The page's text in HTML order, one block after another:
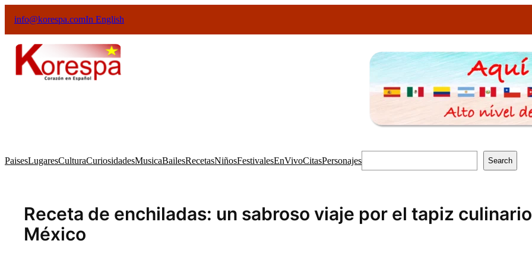
info@korespa.comIn English
PaisesLugaresCulturaCuriosidadesMusicaBailesRecetasNiñosFestivalesEnVivoCitasPersonajes Search
Receta de enchiladas: un sabroso viaje por el tapiz
México